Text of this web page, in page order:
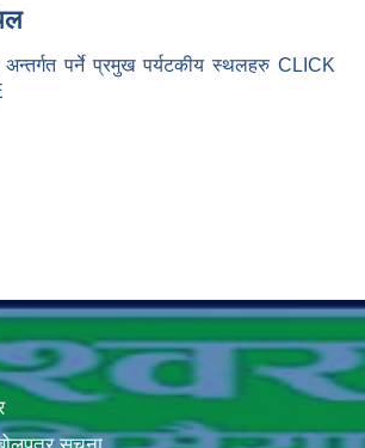
अन्तर्गत पर्ने प्रमुख पर्यटकीय स्थलहरु CLICK